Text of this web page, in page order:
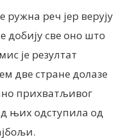
реч јер верују
добију све оно што
је резултат
две стране долазе
прихватљивог
њих одступила од